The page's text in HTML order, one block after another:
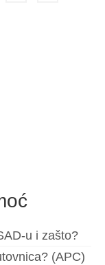
u i zašto?
(APC)